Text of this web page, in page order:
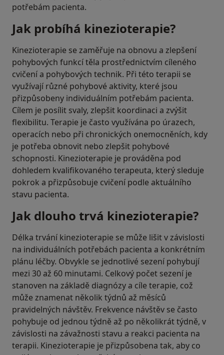
potřebám pacienta.
Jak probíhá kinezioterapie?
Kinezioterapie se zaměřuje na obnovu a zlepšení
pohybových funkcí těla prostřednictvím cíleného
cvičení a pohybových technik. Při této terapii se
využívají různé pohybové aktivity, které jsou
přizpůsobeny individuálním potřebám pacienta.
Cílem je posílit svaly, zlepšit koordinaci a zvýšit
flexibilitu. Terapie je často využívána po úrazech,
operacích nebo při chronických onemocněních, kdy
je potřeba obnovit nebo zlepšit pohybové
schopnosti. Kinezioterapie je prováděna pod
dohledem kvalifikovaného terapeuta, který sleduje
pokrok a přizpůsobuje cvičení podle aktuálního
stavu pacienta.
Jak dlouho trvá kinezioterapie?
Délka trvání kinezioterapie se může lišit v závislosti
na individuálních potřebách pacienta a konkrétním
plánu léčby. Obvykle se jednotlivé sezení pohybují
mezi 30 až 60 minutami. Celkový počet sezení je
stanoven na základě diagnózy a cíle terapie, což
může znamenat několik týdnů až měsíců
pravidelných návštěv. Frekvence návštěv se často
pohybuje od jednou týdně až po několikrát týdně, v
závislosti na závažnosti stavu a reakci pacienta na
terapii. Kinezioterapie je přizpůsobena tak, aby co